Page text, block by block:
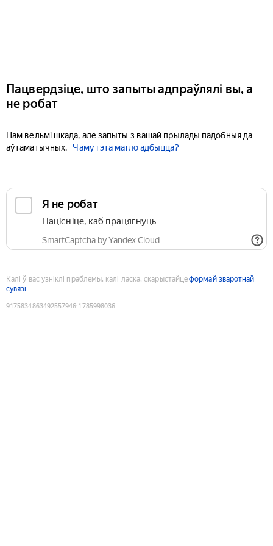
Пацвердзіце, што запыты адпраўлялі вы, а
не робат
Нам вельмі шкада, але запыты з вашай прылады падобныя да
аўтаматычных.
Чаму гэта магло адбыцца?
Я не робат
Націсніце, каб працягнуць
SmartCaptcha by Yandex Cloud
Калі ў вас узніклі праблемы, калі ласка, скарыстайцеформай зваротнай
сувязі
9175834863492557946:1785998036